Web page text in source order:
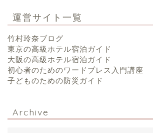
運営サイト一覧
竹村玲奈ブログ
東京の高級ホテル宿泊ガイド
大阪の高級ホテル宿泊ガイド
初心者のためのワードプレス入門講座
子どものための防災ガイド
Archive